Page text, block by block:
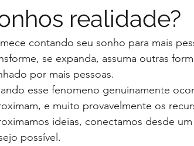
realidade?
contando seu sonho para mais
se expanda, assuma outras
por mais pessoas.
esse fenomeno genuinamente
e muito provavelmente os
ideias, conectamos desde
possível.